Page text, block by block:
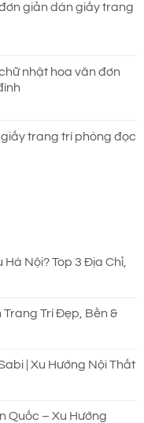
giản dán giấy trang
₫.
nhật hoa văn đơn
₫.
trang trí phòng đọc
Nội? Top 3 Địa Chỉ,
Trí Đẹp, Bền &
| Xu Hướng Nội Thất
Quốc – Xu Hướng